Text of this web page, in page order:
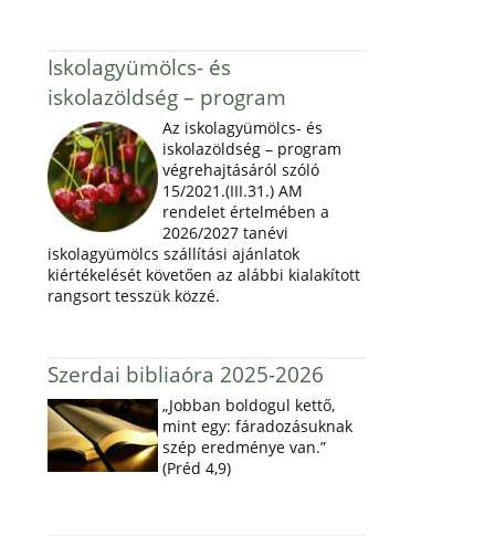
Iskolagyümölcs- és
iskolazöldség – program
Az iskolagyümölcs- és
iskolazöldség – program
végrehajtásáról szóló
15/2021.(III.31.) AM
rendelet értelmében a
2026/2027 tanévi
iskolagyümölcs szállítási ajánlatok
kiértékelését követően az alábbi kialakított
rangsort tesszük közzé.
Szerdai bibliaóra 2025-2026
„Jobban boldogul kettő,
mint egy: fáradozásuknak
szép eredménye van.”
(Préd 4,9)